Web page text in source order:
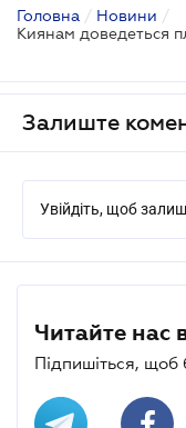
Головна / Новини /
Залиште
Увійдіть, щоб
Читайте нас
Підпишіться, щоб